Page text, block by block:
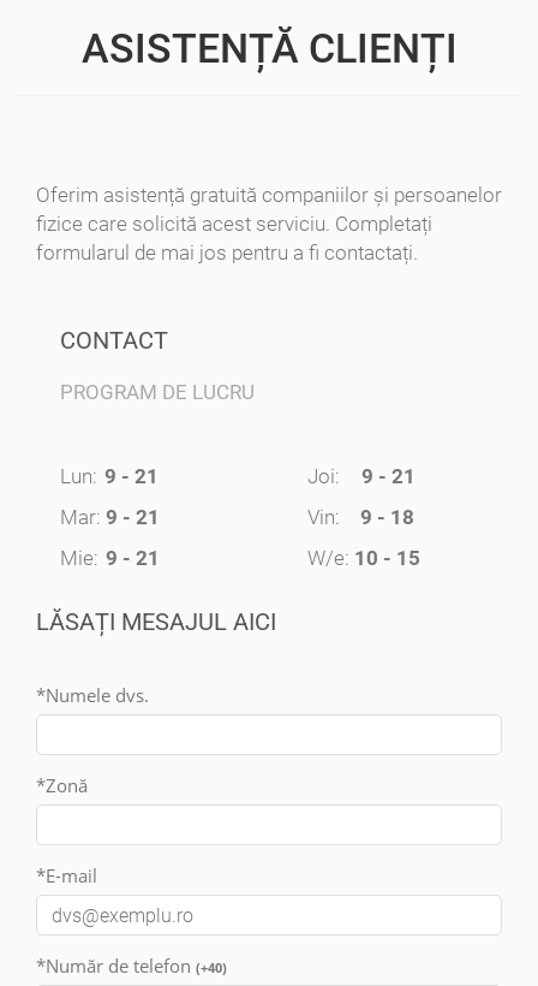
ASISTENȚĂ CLIENȚI
Oferim asistență gratuită companiilor și persoanelor
fizice care solicită acest serviciu. Completați
formularul de mai jos pentru a fi contactați.
CONTACT
PROGRAM DE LUCRU
Lun: 9 - 21
Mar: 9 - 21
Mie: 9 - 21
Joi:
9 - 21
Vin:
9 - 18
W/e: 10 - 15
LĂSAȚI MESAJUL AICI
*Numele dvs.
*Zonă
*E-mail
*Număr de telefon (+40)